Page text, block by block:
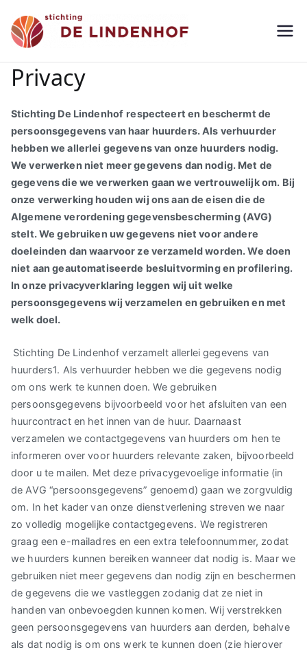
naar
inhoud
Privacy
Stichting De Lindenhof respecteert en beschermt de
persoonsgegevens van haar huurders.Als verhuurder
hebben we allerlei gegevens van onze huurders nodig.
We verwerken niet meer gegevens dan nodig. Met de
gegevens die we verwerken gaan we vertrouwelijk om. Bij
onze verwerking houden wij ons aan de eisendie de
Algemene verordening gegevensbescherming (AVG)
stelt.We gebruiken uw gegevens niet voor andere
doeleinden dan waarvoor ze verzameld worden.We doen
niet aan geautomatiseerde besluitvorming en profilering.
In onze privacyverklaring leggen wij uit welke
persoonsgegevens wij verzamelen en gebruiken en met
welk doel.
Stichting De Lindenhof verzamelt allerlei gegevens van
huurders1. Als verhuurder hebben we die gegevens nodig
om ons werk te kunnen doen. We gebruiken
persoonsgegevens bijvoorbeeld voor het afsluiten van een
huurcontract en het innen van de huur. Daarnaast
verzamelen we contactgegevens van huurders om hen te
informeren over voor huurders relevante zaken, bijvoorbeeld
door u te mailen. Met deze privacygevoelige informatie (in
de AVG “persoonsgegevens” genoemd) gaan we zorgvuldig
om. In het kader van onze dienstverlening streven we naar
zo volledig mogelijke contactgegevens. We registreren
graag een e-mailadres en een extra telefoonnummer, zodat
we huurders kunnen bereiken wanneer dat nodig is. Maar we
gebruiken niet meer gegevens dan nodig zijn en beschermen
de gegevens die we vastleggen zodanig dat ze niet in
handen van onbevoegden kunnen komen. Wij verstrekken
geen persoonsgegevens van huurders aan derden, behalve
als dat nodig is om ons werk te kunnen doen (zie hierover